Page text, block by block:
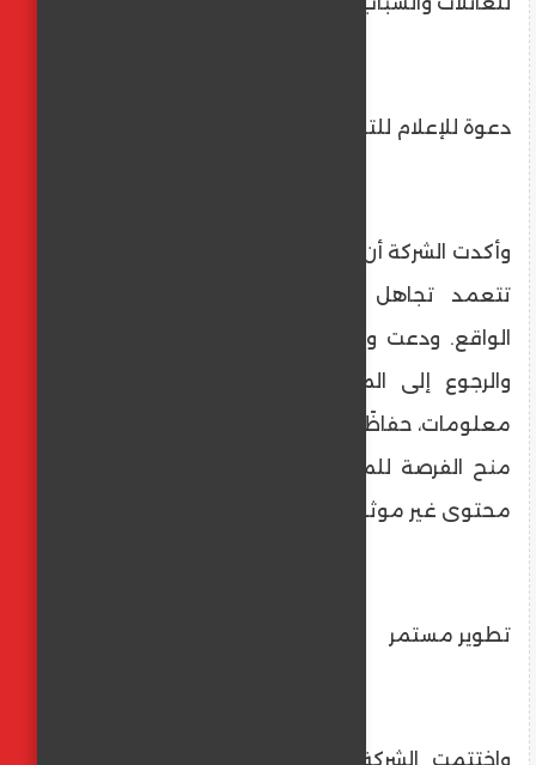
دعوة للإعلام للتحقق من المصادر الرسمية
وأكدت الشركة أن الحملة الموجهة ضد المشروع
تتعمد تجاهل الحقائق المثبتة على أرض
الواقع. ودعت وسائل الإعلام إلى تحري الدقة
والرجوع إلى المصادر الرسمية قبل نشر أي
معلومات، حفاظًا على المهنية الإعلامية وعدم
منح الفرصة للمنصّات المعادية لاستغلال أي
محتوى غير موثوق.
تطوير مستمر
واختتمت الشركة بيانها بالتأكيد على استمرار